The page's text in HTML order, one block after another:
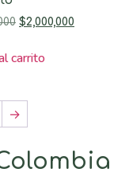
$2,000,000
carrito
→